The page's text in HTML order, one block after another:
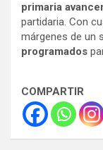
primaria
partidaria. Con
márgenes de un
programados
COMPARTIR